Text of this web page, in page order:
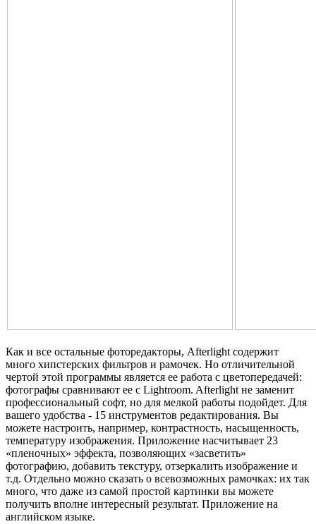
Как и все остальные фоторедакторы, Afterlight содержит
много хипстерских фильтров и рамочек. Но отличительной
чертой этой программы является ее работа с цветопередачей:
фотографы сравнивают ее с Lightroom. Afterlight не заменит
профессиональный софт, но для мелкой работы подойдет. Для
вашего удобства - 15 инструментов редактирования. Вы
можете настроить, например, контрастность, насыщенность,
температуру изображения. Приложение насчитывает 23
«пленочных» эффекта, позволяющих «засветить»
фотографию, добавить текстуру, отзеркалить изображение и
т.д. Отдельно можно сказать о всевозможных рамочках: их так
много, что даже из самой простой картинки вы можете
получить вполне интересный результат. Приложение на
английском языке.